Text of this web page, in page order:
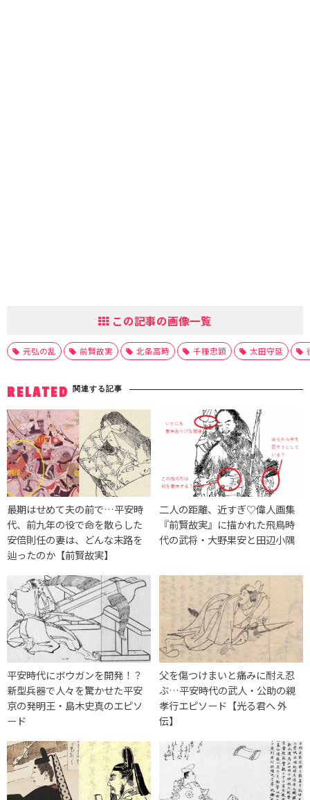
この記事の画像一覧
元弘の乱 前賢故実 北条高時 千種忠顕 太田守延
RELATED 関連する記事
最期はせめて夫の前で…平安時
代、前九年の役で命を散らした
安倍則任の妻は、どんな末路を
辿ったのか【前賢故実】
二人の距離、近すぎ♡偉人画集
『前賢故実』に描かれた飛鳥時
代の武将・大野果安と田辺小隅
平安時代にボウガンを開発！？
新型兵器で人々を驚かせた平安
京の発明王・島木史真のエピソ
ード
父を傷つけまいと痛みに耐え忍
ぶ…平安時代の武人・公助の親
孝行エピソード【光る君へ 外
伝】